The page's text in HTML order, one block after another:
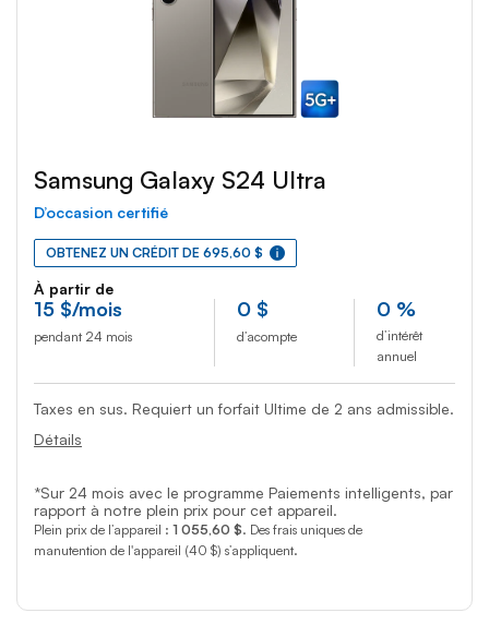
Samsung Galaxy S24 Ultra
D’occasion certifié
OBTENEZ UN CRÉDIT DE 695,60 $
À partir de
15 $/mois
pendant 24 mois
0 $
d’acompte
0 %
d’intérêt
annuel
Taxes en sus. Requiert un forfait Ultime de 2 ans admissible.
Détails
*Sur 24 mois avec le programme Paiements intelligents, par
rapport à notre plein prix pour cet appareil.
Plein prix de l’appareil : 1 055,60 $. Des frais uniques de
manutention de l'appareil (40 $) s’appliquent.